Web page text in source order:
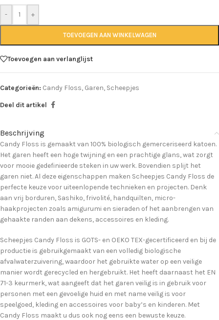
- +
TOEVOEGEN AAN WINKELWAGEN
Toevoegen aan verlanglijst
Categorieën: Candy Floss, Garen, Scheepjes
Deel dit artikel
Beschrijving
Candy Floss is gemaakt van 100% biologisch gemerceriseerd katoen.
Het garen heeft een hoge twijning en een prachtige glans, wat zorgt
voor mooie gedefinieerde steken in uw werk. Bovendien splijt het
garen niet. Al deze eigenschappen maken Scheepjes Candy Floss de
perfecte keuze voor uiteenlopende technieken en projecten. Denk
aan vrij borduren, Sashiko, frivolité, handquilten, micro-
haakprojecten zoals amigurumi en sieraden of het aanbrengen van
gehaakte randen aan dekens, accessoires en kleding.
Scheepjes Candy Floss is GOTS- en OEKO TEX-gecertificeerd en bij de
productie is gebruikgemaakt van een volledig biologische
afvalwaterzuivering, waardoor het gebruikte water op een veilige
manier wordt gerecycled en hergebruikt. Het heeft daarnaast het EN
71-3 keurmerk, wat aangeeft dat het garen veilig is in gebruik voor
personen met een gevoelige huid en met name veilig is voor
speelgoed, kleding en accessoires voor baby’s en kinderen. Met
Candy Floss maakt u dus ook nog eens een bewuste keuze.